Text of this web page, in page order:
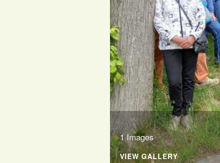
1 Images
VIEW GALLERY